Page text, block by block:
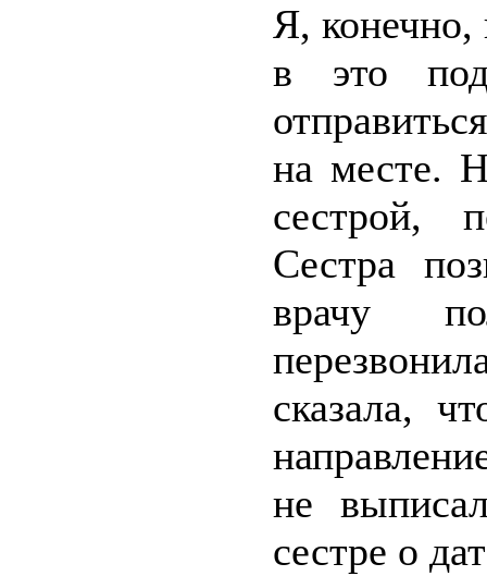
Я, конечно,
в это
на месте.
сестрой,
Сестра
врачу
сказала,
не
сестре о